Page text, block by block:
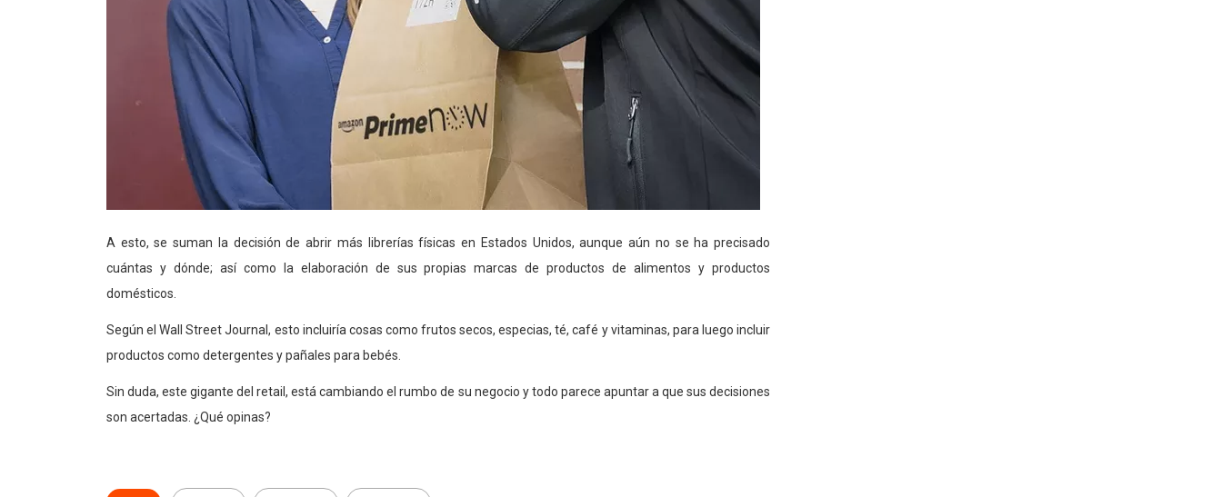
A esto, se suman la decisión de abrir más librerías físicas en Estados Unidos, aunque aún no se ha precisado
cuántas y dónde; así como la elaboración de sus propias marcas de productos de alimentos y productos
domésticos.
Según el Wall Street Journal, esto incluiría cosas como frutos secos, especias, té, café y vitaminas, para luego incluir
productos como detergentes y pañales para bebés.
Sin duda, este gigante del retail, está cambiando el rumbo de su negocio y todo parece apuntar a que sus decisiones
son acertadas. ¿Qué opinas?